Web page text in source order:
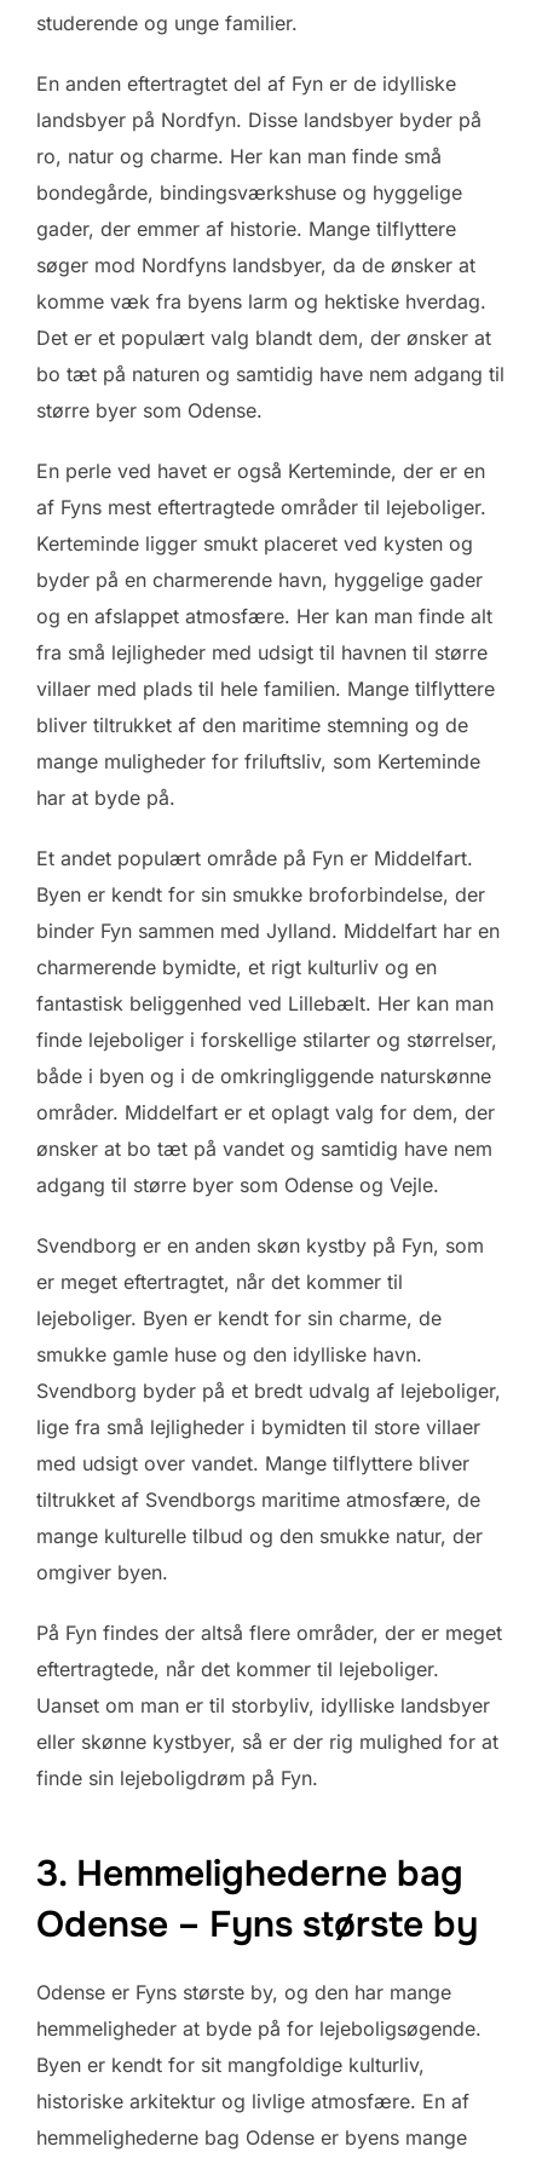
studerende og unge familier.
En anden eftertragtet del af Fyn er de idylliske
landsbyer på Nordfyn. Disse landsbyer byder på
ro, natur og charme. Her kan man finde små
bondegårde, bindingsværkshuse og hyggelige
gader, der emmer af historie. Mange tilflyttere
søger mod Nordfyns landsbyer, da de ønsker at
komme væk fra byens larm og hektiske hverdag.
Det er et populært valg blandt dem, der ønsker at
bo tæt på naturen og samtidig have nem adgang til
større byer som Odense.
En perle ved havet er også Kerteminde, der er en
af Fyns mest eftertragtede områder til lejeboliger.
Kerteminde ligger smukt placeret ved kysten og
byder på en charmerende havn, hyggelige gader
og en afslappet atmosfære. Her kan man finde alt
fra små lejligheder med udsigt til havnen til større
villaer med plads til hele familien. Mange tilflyttere
bliver tiltrukket af den maritime stemning og de
mange muligheder for friluftsliv, som Kerteminde
har at byde på.
Et andet populært område på Fyn er Middelfart.
Byen er kendt for sin smukke broforbindelse, der
binder Fyn sammen med Jylland. Middelfart har en
charmerende bymidte, et rigt kulturliv og en
fantastisk beliggenhed ved Lillebælt. Her kan man
finde lejeboliger i forskellige stilarter og størrelser,
både i byen og i de omkringliggende naturskønne
områder. Middelfart er et oplagt valg for dem, der
ønsker at bo tæt på vandet og samtidig have nem
adgang til større byer som Odense og Vejle.
Svendborg er en anden skøn kystby på Fyn, som
er meget eftertragtet, når det kommer til
lejeboliger. Byen er kendt for sin charme, de
smukke gamle huse og den idylliske havn.
Svendborg byder på et bredt udvalg af lejeboliger,
lige fra små lejligheder i bymidten til store villaer
med udsigt over vandet. Mange tilflyttere bliver
tiltrukket af Svendborgs maritime atmosfære, de
mange kulturelle tilbud og den smukke natur, der
omgiver byen.
På Fyn findes der altså flere områder, der er meget
eftertragtede, når det kommer til lejeboliger.
Uanset om man er til storbyliv, idylliske landsbyer
eller skønne kystbyer, så er der rig mulighed for at
finde sin lejeboligdrøm på Fyn.
3. Hemmelighederne bag
Odense – Fyns største by
Odense er Fyns største by, og den har mange
hemmeligheder at byde på for lejeboligsøgende.
Byen er kendt for sit mangfoldige kulturliv,
historiske arkitektur og livlige atmosfære. En af
hemmelighederne bag Odense er byens mange